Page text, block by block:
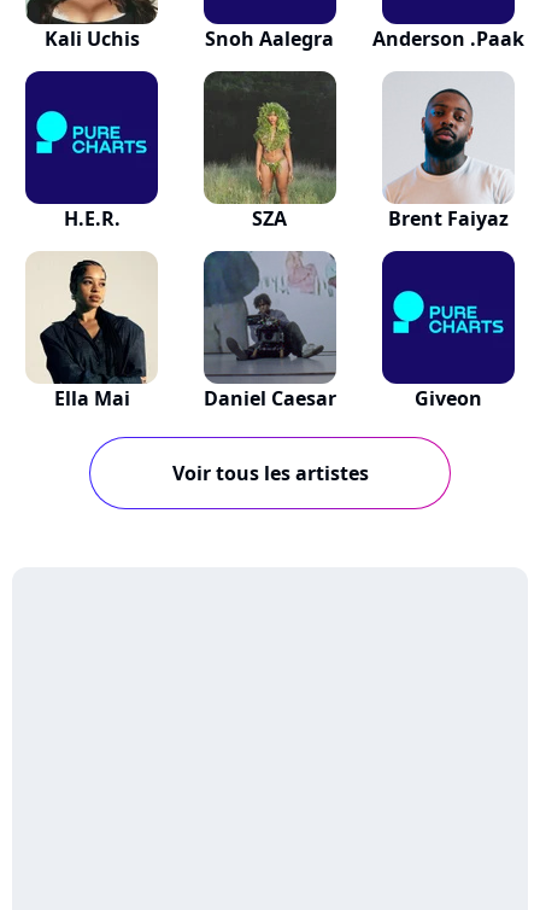
Kali Uchis Snoh Aalegra Anderson .Paak
H.E.R. SZA Brent Faiyaz
Ella Mai Daniel Caesar Giveon
Voir tous les artistes